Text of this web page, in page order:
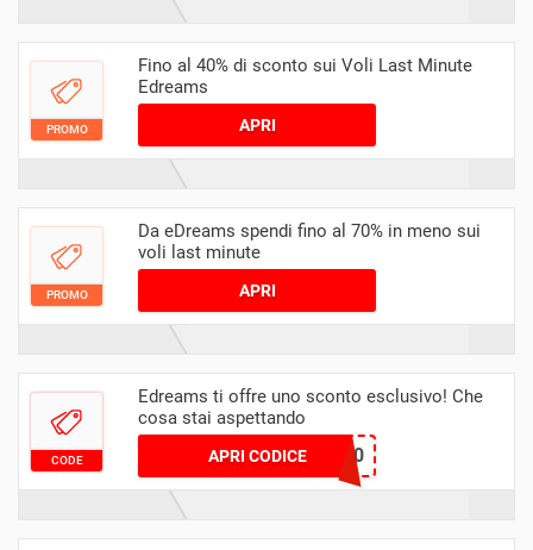
PROMO
Fino al 40% di sconto sui Voli Last Minute
Edreams
APRI
PROMO
Da eDreams spendi fino al 70% in meno sui
voli last minute
APRI
CODE
Edreams ti offre uno sconto esclusivo! Che
cosa stai aspettando
APRI CODICEVOLA10